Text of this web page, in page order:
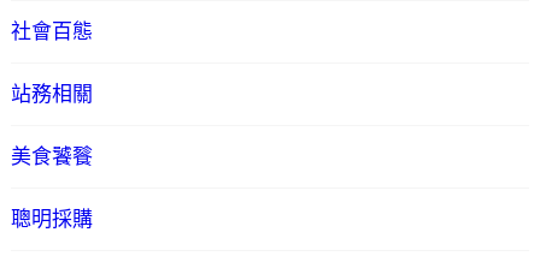
社會百態
站務相關
美食饕餮
聰明採購